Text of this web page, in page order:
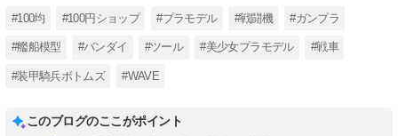
#100均 #100円ショップ #プラモデル #戦闘機 #ガンプラ
#艦船模型 #バンダイ #ツール #美少女プラモデル #戦車
#装甲騎兵ボトムズ #WAVE
このブログのここがポイント